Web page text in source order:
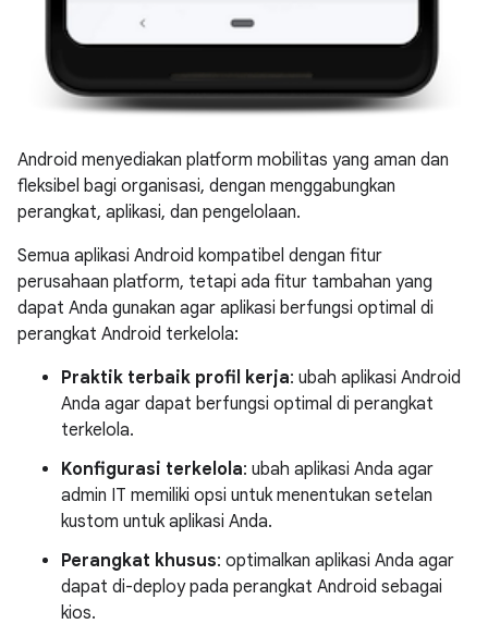
Android menyediakan platform mobilitas yang aman dan
fleksibel bagi organisasi, dengan menggabungkan
perangkat, aplikasi, dan pengelolaan.
Semua aplikasi Android kompatibel dengan fitur
perusahaan platform, tetapi ada fitur tambahan yang
dapat Anda gunakan agar aplikasi berfungsi optimal di
perangkat Android terkelola:
Praktik terbaik profil kerja: ubah aplikasi Android
Anda agar dapat berfungsi optimal di perangkat
terkelola.
Konfigurasi terkelola: ubah aplikasi Anda agar
admin IT memiliki opsi untuk menentukan setelan
kustom untuk aplikasi Anda.
Perangkat khusus: optimalkan aplikasi Anda agar
dapat di-deploy pada perangkat Android sebagai
kios.